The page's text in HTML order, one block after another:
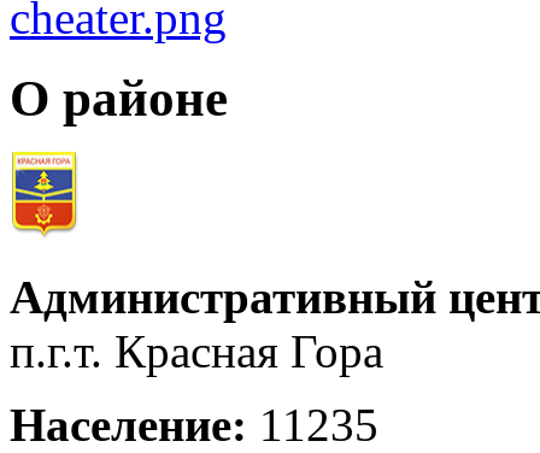
О районе
Административный
п.г.т. Красная Гора
Население: 11235